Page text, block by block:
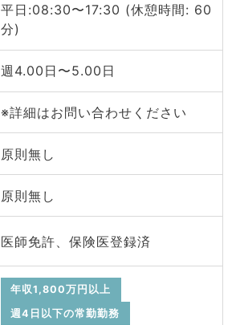
平日:08:30〜17:30 (休憩時間: 60
分)
週4.00日〜5.00日
※詳細はお問い合わせください
原則無し
原則無し
医師免許、保険医登録済
年収1,800万円以上
週4日以下の常勤勤務